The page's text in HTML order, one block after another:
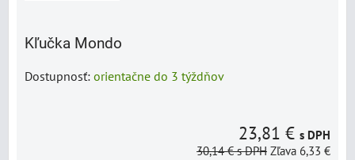
Kľučka Mondo
Dostupnosť: orientačne do 3 týždňov
23,81 € s DPH
30,14 €s DPH Zľava 6,33 €